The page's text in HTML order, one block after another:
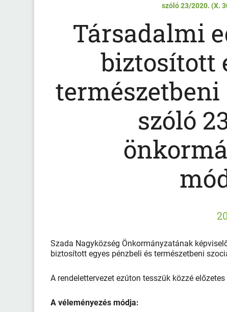
szóló 23/2020. (X.
Társadalmi
biztosított
szóló
Szada Nagyközség Önkormányzatának
biztosított egyes pénzbeli és természetbeni
A rendelettervezet ezúton tesszük közzé
A véleményezés módja: